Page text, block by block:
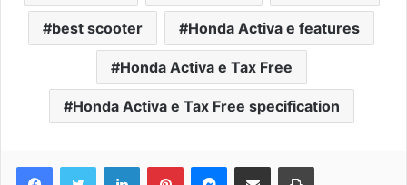
best scooter Honda Activa e features
Honda Activa e Tax Free
Honda Activa e Tax Free specification
FacebookTwitter LinkedInPinterestMessenger
Share via Email Print